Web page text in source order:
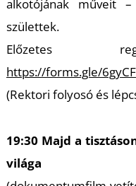
alkotójának műveit
születtek.
Előzetes
https://forms.gle/
(Rektori folyosó és
19:30 Majd a
világa